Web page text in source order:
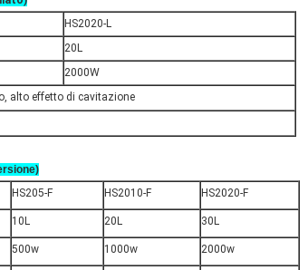
HS2020-L
20L
2000W
alto effetto di cavitazione
HS205-F HS2010-F HS2020-F
10L 20L 30L
500w 1000w 2000w